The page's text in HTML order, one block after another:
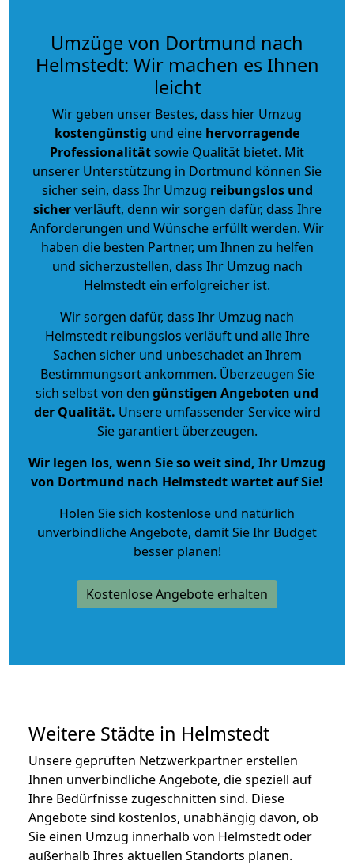
Umzüge von Dortmund nach
Helmstedt: Wir machen es Ihnen
leicht
Wir geben unser Bestes, dass hier Umzug
kostengünstig und eine hervorragende
Professionalitätsowie Qualität bietet. Mit
unserer Unterstützung in Dortmund können Sie
sicher sein, dass Ihr Umzug reibungslos und
sicherverläuft, denn wir sorgen dafür, dass Ihre
Anforderungen und Wünsche erfüllt werden. Wir
haben die besten Partner, um Ihnen zu helfen
und sicherzustellen, dass Ihr Umzug nach
Helmstedt ein erfolgreicher ist.
Wir sorgen dafür, dass Ihr Umzug nach
Helmstedt reibungslos verläuft und alle Ihre
Sachen sicher und unbeschadet an Ihrem
Bestimmungsort ankommen. Überzeugen Sie
sich selbst von den günstigen Angeboten und
der Qualität. Unsere umfassender Service wird
Sie garantiert überzeugen.
Wir legen los, wenn Sie so weit sind, Ihr Umzug
von Dortmund nach Helmstedt wartet auf Sie!
Holen Sie sich kostenlose und natürlich
unverbindliche Angebote, damit Sie Ihr Budget
besser planen!
Kostenlose Angebote erhalten
Weitere Städte in Helmstedt
Unsere geprüften Netzwerkpartner erstellen
Ihnen unverbindliche Angebote, die speziell auf
Ihre Bedürfnisse zugeschnitten sind. Diese
Angebote sind kostenlos, unabhängig davon, ob
Sie einen Umzug innerhalb von Helmstedt oder
außerhalb Ihres aktuellen Standorts planen.